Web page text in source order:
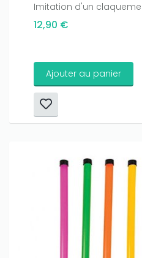
Imitation d'un
12,90 €
Ajouter au panier